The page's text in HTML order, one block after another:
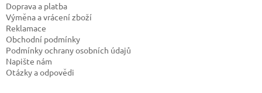
Doprava a platba
Výměna a vrácení zboží
Reklamace
Obchodní podmínky
Podmínky ochrany osobních údajů
Napište nám
Otázky a odpovědi